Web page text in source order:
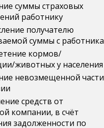
суммы страховых
работнику
получателю
суммы с работника
кормов/
животных у населения
невозмещенной части
средств от
компании, в счёт
задолженности по